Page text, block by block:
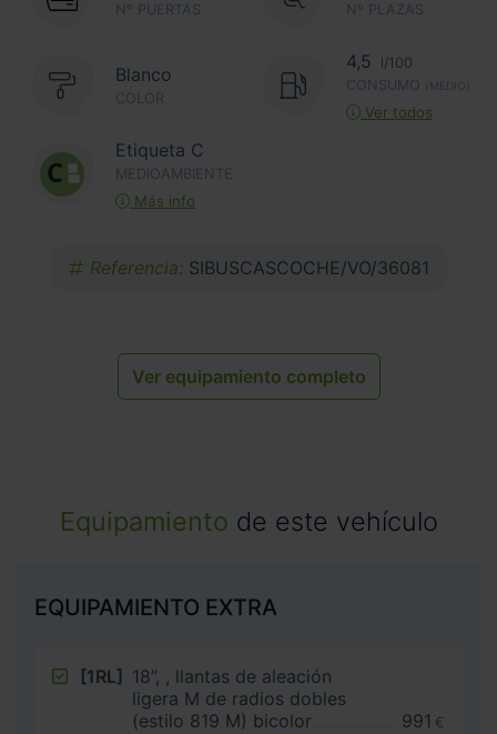
Nº PUERTAS
Nº PLAZAS
Blanco
COLOR
4,5
l/100
CONSUMO
(MEDIO)
Ver todos
Etiqueta C
MEDIOAMBIENTE
Más info
Referencia: SIBUSCASCOCHE/VO/36081
Ver equipamiento completo
Equipamiento de este vehículo
EQUIPAMIENTO EXTRA
[1RL] 18”, , llantas de aleación
ligera M de radios dobles
(estilo 819 M) bicolor
991 €